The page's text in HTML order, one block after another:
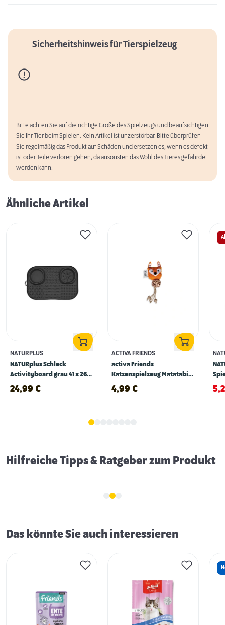
Sicherheitshinweis für Tierspielzeug
Bitte achten Sie auf die richtige Größe des Spielzeugs und beaufsichtigen
Sie Ihr Tier beim Spielen. Kein Artikel ist unzerstörbar. Bitte überprüfen
Sie regelmäßig das Produkt auf Schäden und ersetzen es, wenn es defekt
ist oder Teile verloren gehen, da ansonsten das Wohl des Tieres gefährdet
werden kann.
Ähnliche Artikel
NATURPLUS
NATURplus Schleck
Activityboard grau 41 x 26,5
cm
24,99 €
ACTIVA FRIENDS
activa Friends
Katzenspielzeug Matatabi
Fuchs 18 cm
4,99 €
Hilfreiche Tipps & Ratgeber zum Produkt
Das könnte Sie auch interessieren